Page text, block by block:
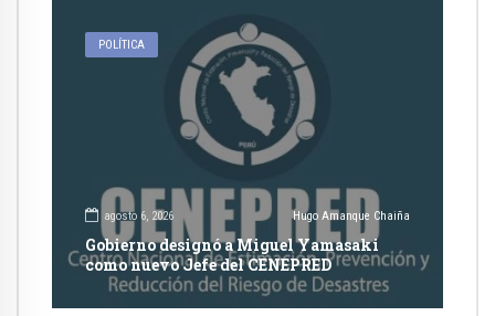
POLÍTICA
agosto 6, 2026 Hugo Amanque Chaiña
Gobierno designó a Miguel Yamasaki
como nuevo Jefe del CENEPRED